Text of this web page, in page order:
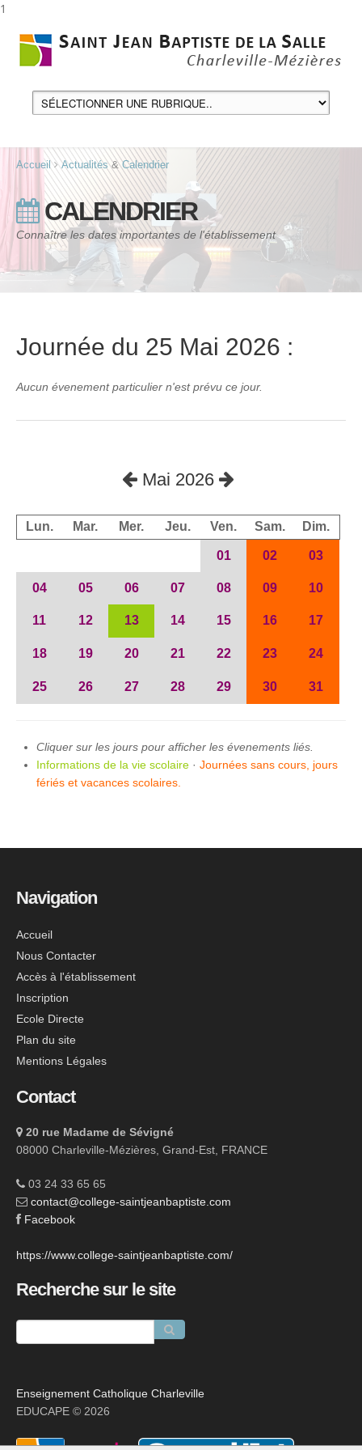
1
Accueil Actualités&Calendrier
CALENDRIER
Connaître les dates importantes de l'établissement
Journée du 25 Mai 2026 :
Aucun évenement particulier n'est prévu ce jour.
Mai 2026
Lun. Mar. Mer. Jeu. Ven. Sam. Dim.
01 02 03
04 05 06 07 08 09 10
11 12 13 14 15 16 17
18 19 20 21 22 23 24
25 26 27 28 29 30 31
Cliquer sur les jours pour afficher les évenements liés.
Informations de la vie scolaire · Journées sans cours, jours
fériés et vacances scolaires.
Navigation
Accueil
Nous Contacter
Accès à l'établissement
Inscription
Ecole Directe
Plan du site
Mentions Légales
Contact
20 rue Madame de Sévigné
08000 Charleville-Mézières, Grand-Est, FRANCE
03 24 33 65 65
contact@college-saintjeanbaptiste.com
Facebook
https://www.college-saintjeanbaptiste.com/
Recherche sur le site
Enseignement Catholique Charleville
EDUCAPE © 2026